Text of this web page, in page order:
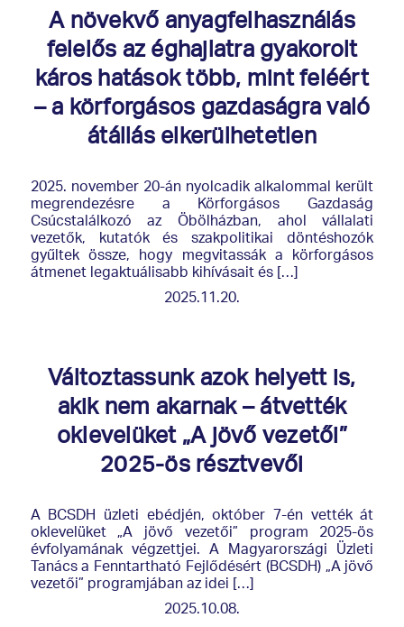
A növekvő anyagfelhasználás
felelős az éghajlatra gyakorolt
káros hatások több, mint feléért
– a körforgásos gazdaságra való
átállás elkerülhetetlen
2025. november 20-án nyolcadik alkalommal került
megrendezésre a Körforgásos Gazdaság
Csúcstalálkozó az Öbölházban, ahol vállalati
vezetők, kutatók és szakpolitikai döntéshozók
gyűltek össze, hogy megvitassák a körforgásos
átmenet legaktuálisabb kihívásait és […]
2025.11.20.
Változtassunk azok helyett is,
akik nem akarnak – átvették
oklevelüket „A jövő vezetői”
2025-ös résztvevői
A BCSDH üzleti ebédjén, október 7-én vették át
oklevelüket „A jövő vezetői” program 2025-ös
évfolyamának végzettjei. A Magyarországi Üzleti
Tanács a Fenntartható Fejlődésért (BCSDH) „A jövő
vezetői” programjában az idei […]
2025.10.08.